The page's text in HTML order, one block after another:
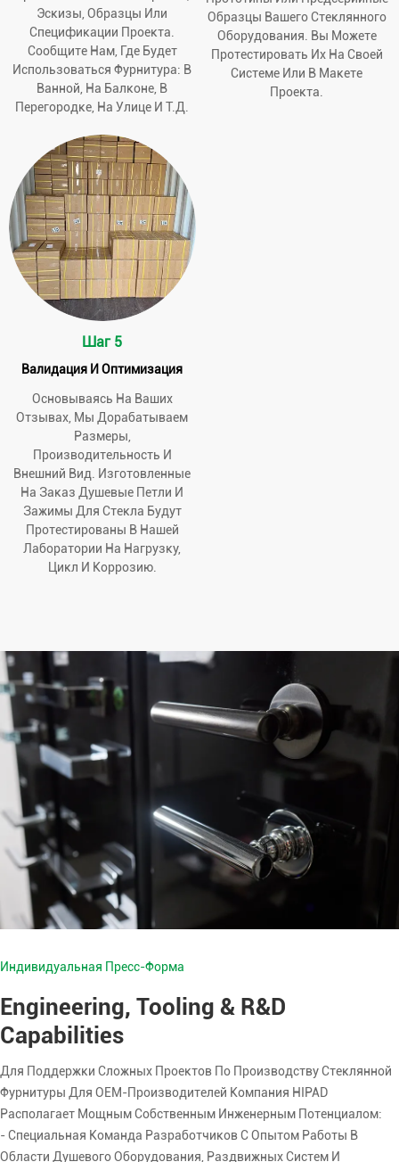
Эскизы, Образцы Или
Спецификации Проекта.
Сообщите Нам, Где Будет
Использоваться Фурнитура: В
Ванной, На Балконе, В
Перегородке, На Улице И Т.д.
Образцы Вашего Стеклянного
Оборудования. Вы Можете
Протестировать Их На Своей
Системе Или В Макете
Проекта.
Шаг 5
Валидация И Оптимизация
Основываясь На Ваших
Отзывах, Мы Дорабатываем
Размеры,
Производительность И
Внешний Вид. Изготовленные
На Заказ Душевые Петли И
Зажимы Для Стекла Будут
Протестированы В Нашей
Лаборатории На Нагрузку,
Цикл И Коррозию.
Индивидуальная Пресс-Форма
Engineering, Tooling & R&D
Capabilities
Для Поддержки Сложных Проектов По Производству Стеклянной
Фурнитуры Для OEM-Производителей Компания HIPAD
Располагает Мощным Собственным Инженерным Потенциалом:
- Специальная Команда Разработчиков С Опытом Работы В
Области Душевого Оборудования, Раздвижных Систем И